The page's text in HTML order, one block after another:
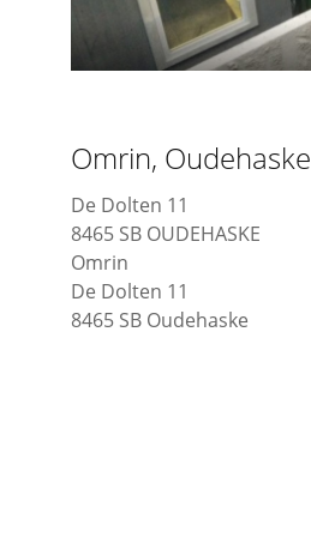
Omrin, Oudehaske
De Dolten 11
8465 SB OUDEHASKE
Omrin
De Dolten 11
8465 SB Oudehaske